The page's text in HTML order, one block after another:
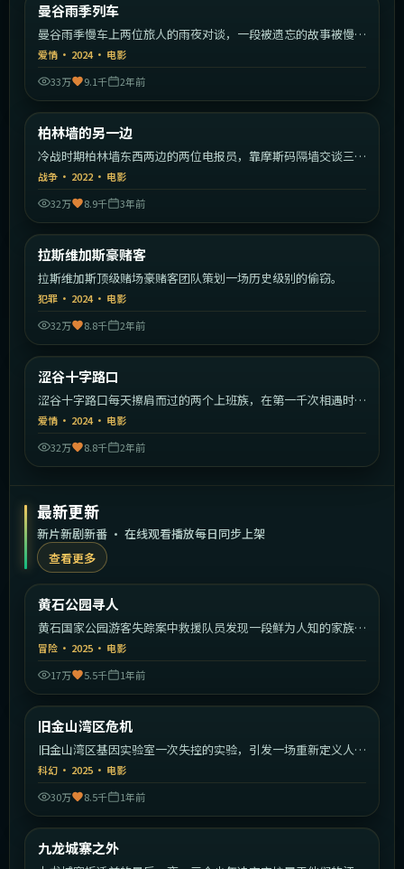
热门
曼谷雨季列车
曼谷雨季慢车上两位旅人的雨夜对谈，一段被遗忘的故事被慢慢
唤起。
爱情 · 2024· 电影
33万
9.1千 2年前
热门
柏林墙的另一边
冷战时期柏林墙东西两边的两位电报员，靠摩斯码隔墙交谈三十
年。
战争 · 2022· 电影
32万
8.9千 3年前
热门
拉斯维加斯豪赌客
拉斯维加斯顶级赌场豪赌客团队策划一场历史级别的偷窃。
犯罪 · 2024· 电影
32万
8.8千 2年前
热门
涩谷十字路口
涩谷十字路口每天擦肩而过的两个上班族，在第一千次相遇时终
于停下。
爱情 · 2024· 电影
32万
8.8千 2年前
最新更新
新片新剧新番 · 在线观看播放每日同步上架
查看更多
最新
黄石公园寻人
黄石国家公园游客失踪案中救援队员发现一段鲜为人知的家族秘
密。
冒险 · 2025 · 电影
17万
5.5千 1年前
最新
旧金山湾区危机
旧金山湾区基因实验室一次失控的实验，引发一场重新定义人类
的危机。
科幻 · 2025 · 电影
30万
8.5千 1年前
最新
九龙城寨之外